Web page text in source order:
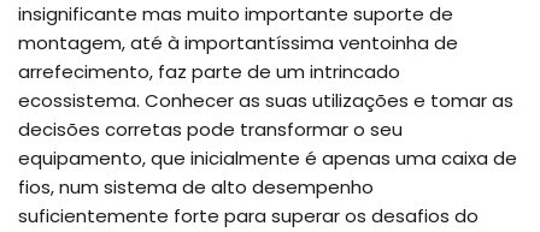
insignificante mas muito importante suporte de
montagem, até à importantíssima ventoinha de
arrefecimento, faz parte de um intrincado
ecossistema. Conhecer as suas utilizações e tomar as
decisões corretas pode transformar o seu
equipamento, que inicialmente é apenas uma caixa de
fios, num sistema de alto desempenho
suficientemente forte para superar os desafios do